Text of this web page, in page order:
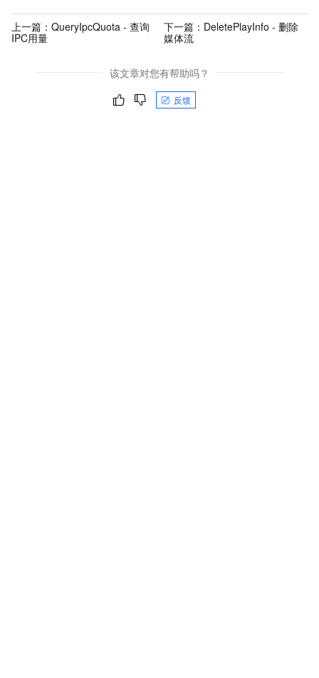
上一篇： QueryIpcQuota - 查询
IPC用量
下一篇： DeletePlayInfo - 删除
媒体流
该文章对您有帮助吗？
反馈